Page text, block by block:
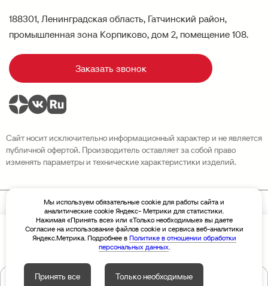
Цена По запросу
188301, Ленинградская область, Гатчинский район,
промышленная зона Корпиково, дом 2, помещение 108.
Заказать звонок
Сайт носит исключительно информационный характер и не является
публичной офертой. Производитель оставляет за собой право
изменять параметры и технические характеристики изделий.
Политика конфиденциальности
Разработка сайта Sivachёv & Sivachёv
© 2026 Завод высотных конструкций «Новая Высота»
Мы используем обязательные cookie для работы сайта и
аналитические cookie Яндекс- Метрики для статистики.
Нажимая «Принять все» или «Только необходимые» вы даете
Согласие на использование файлов cookie и сервиса веб-аналитики
Яндекс.Метрика. Подробнее в Политике в отношении обработки
персональных данных.
Принять все Только необходимые